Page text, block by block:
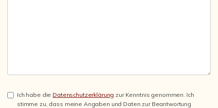
Ich habe die Datenschutzerklärung zur Kenntnis genommen. Ich
stimme zu, dass meine Angaben und Daten zur Beantwortung